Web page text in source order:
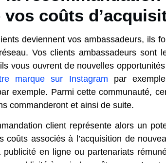
vos coûts
deviennent vos ambassadeurs, ils
Vos clients ambassadeurs sont
vous ouvrent de nouvelles
marque sur Instagram par
exemple. Parmi cette communauté,
commanderont et ainsi de suite.
client représente alors un
coûts associés à l’acquisition de
publicité en ligne ou partenariats